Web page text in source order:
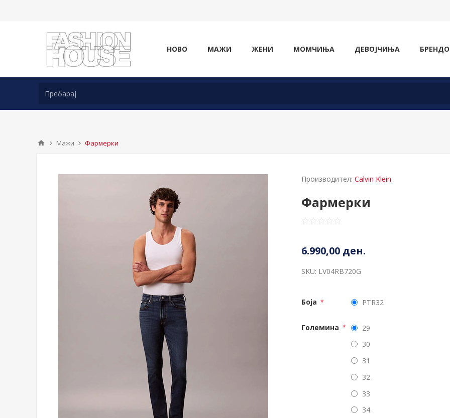
НОВО МАЖИ ЖЕНИ МОМЧИЊА ДЕВОЈЧИЊА
Мажи Фармерки
Производител: Calvin Klein
Фармерки
6.990,00 ден.
SKU: LV04RB720G
Боја * PTR32
Големина *
29
30
31
32
33
34